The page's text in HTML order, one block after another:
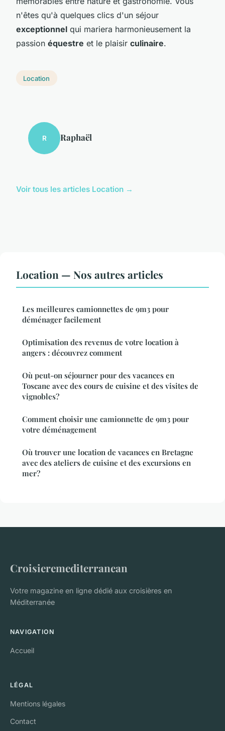
n'êtes qu'à quelques clics d'un séjour
exceptionnel qui mariera harmonieusement la
passion équestre et le plaisir culinaire.
Location
R Raphaël
Voir tous les articles Location →
Location — Nos autres articles
Les meilleures camionnettes de 9m3 pour
déménager facilement
Optimisation des revenus de votre location à
angers : découvrez comment
Où peut-on séjourner pour des vacances en
Toscane avec des cours de cuisine et des visites de
vignobles?
Comment choisir une camionnette de 9m3 pour
votre déménagement
Où trouver une location de vacances en Bretagne
avec des ateliers de cuisine et des excursions en
mer?
Croisieremediterranean
Votre magazine en ligne dédié aux croisières en
Méditerranée
NAVIGATION
Accueil
LÉGAL
Mentions légales
Contact